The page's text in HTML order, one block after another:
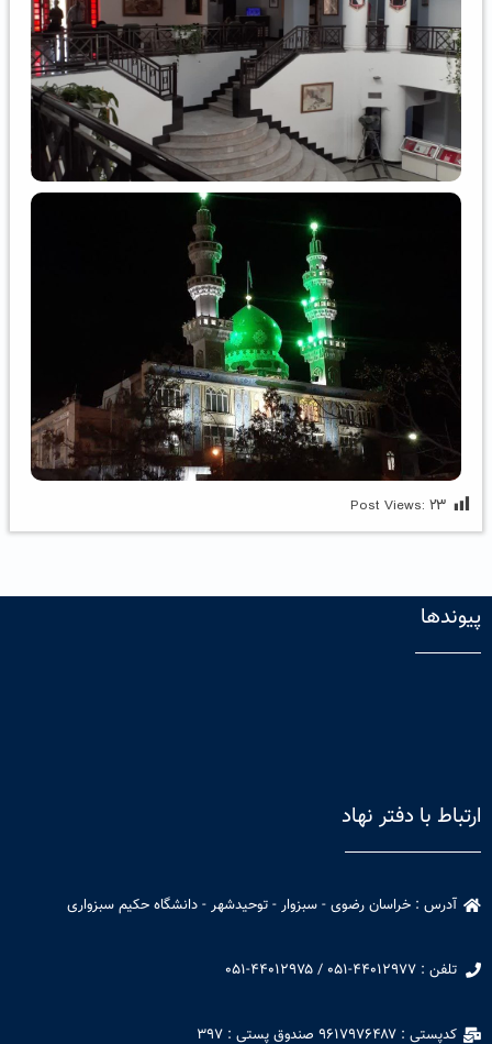
Post Views: ۲۳
پیوندها
ارتباط با دفتر نهاد
آدرس : خراسان رضوی - سبزوار - توحیدشهر - دانشگاه حکیم سبزواری​
تلفن : ۴۴۰۱۲۹۷۷-۰۵۱ / ۴۴۰۱۲۹۷۵-۰۵۱​​
کدپستی : ۹۶۱۷۹۷۶۴۸۷ صندوق پستی : ۳۹۷